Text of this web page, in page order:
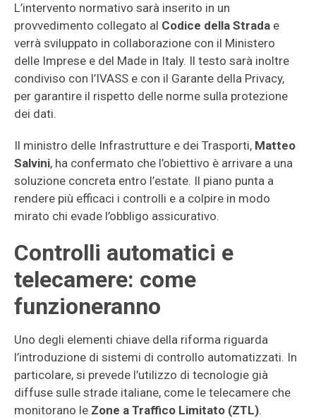
L’intervento normativo sarà inserito in un
provvedimento collegato al Codice della Strada e
verrà sviluppato in collaborazione con il Ministero
delle Imprese e del Made in Italy. Il testo sarà inoltre
condiviso con l’IVASS e con il Garante della Privacy,
per garantire il rispetto delle norme sulla protezione
dei dati.
Il ministro delle Infrastrutture e dei Trasporti, Matteo
Salvini, ha confermato che l’obiettivo è arrivare a una
soluzione concreta entro l’estate. Il piano punta a
rendere più efficaci i controlli e a colpire in modo
mirato chi evade l’obbligo assicurativo.
Controlli automatici e
telecamere: come
funzioneranno
Uno degli elementi chiave della riforma riguarda
l’introduzione di sistemi di controllo automatizzati. In
particolare, si prevede l’utilizzo di tecnologie già
diffuse sulle strade italiane, come le telecamere che
monitorano le Zone a Traffico Limitato (ZTL).